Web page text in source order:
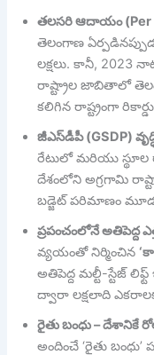
తలసరి ఆదాయం (Per
తెలంగాణ
లక్షలు. కానీ, 2023
రాష్ట్రాల జాబితాలో
కలిగిన రాష్ట్రంగా రికార్డు
జీఎస్‌డీపీ (GSDP)
రేటులో మరియు స్థూల
దేశంలోని అగ్రగామి
బడ్జెట్ పరిమాణం మూడు
ప్రపంచంలోనే అతిపెద్ద
వ్యయంతో నిర్మించిన
అతిపెద్ద మల్టీ-స్టేజ్
ద్వారా లక్షలాది
రైతు బంధు – దేశానికే
అందించే ‘రైతు